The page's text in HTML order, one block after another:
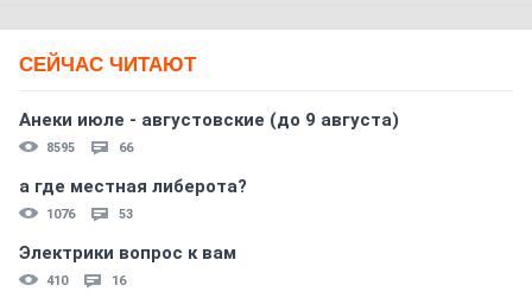
СЕЙЧАС ЧИТАЮТ
Анеки июле - августовские (до 9 августа)
8595 66
а где местная либерота?
1076 53
Электрики вопрос к вам
410 16